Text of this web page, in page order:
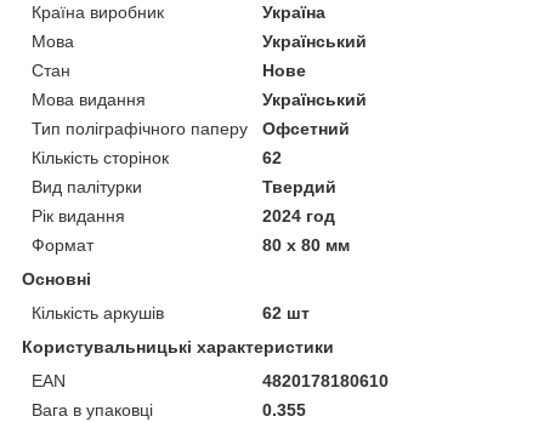
Країна виробник
Україна
Мова
Український
Стан
Нове
Мова видання
Український
Тип поліграфічного паперу
Офсетний
Кількість сторінок
62
Вид палітурки
Твердий
Рік видання
2024 год
Формат
80 х 80 мм
Основні
Кількість аркушів
62 шт
Користувальницькі характеристики
EAN
4820178180610
Вага в упаковці
0.355